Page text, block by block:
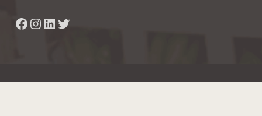
Facebook
Instagram
LinkedIn
Twitter